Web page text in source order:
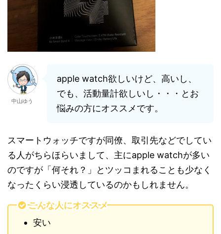
中山ゆう
apple watch欲しいけど、高いし、
でも、活動量計欲しいし・・・とお
悩みの方にオススメです。
スマートウォッチですが同僚、取引先などでしてい
る人がちらほらいまして、主にapple watchが多い
のですが「何それ？」とツッコまれることも少なく
なったくらい浸透しているのかもしれません。
こんな人にオススメ
安い